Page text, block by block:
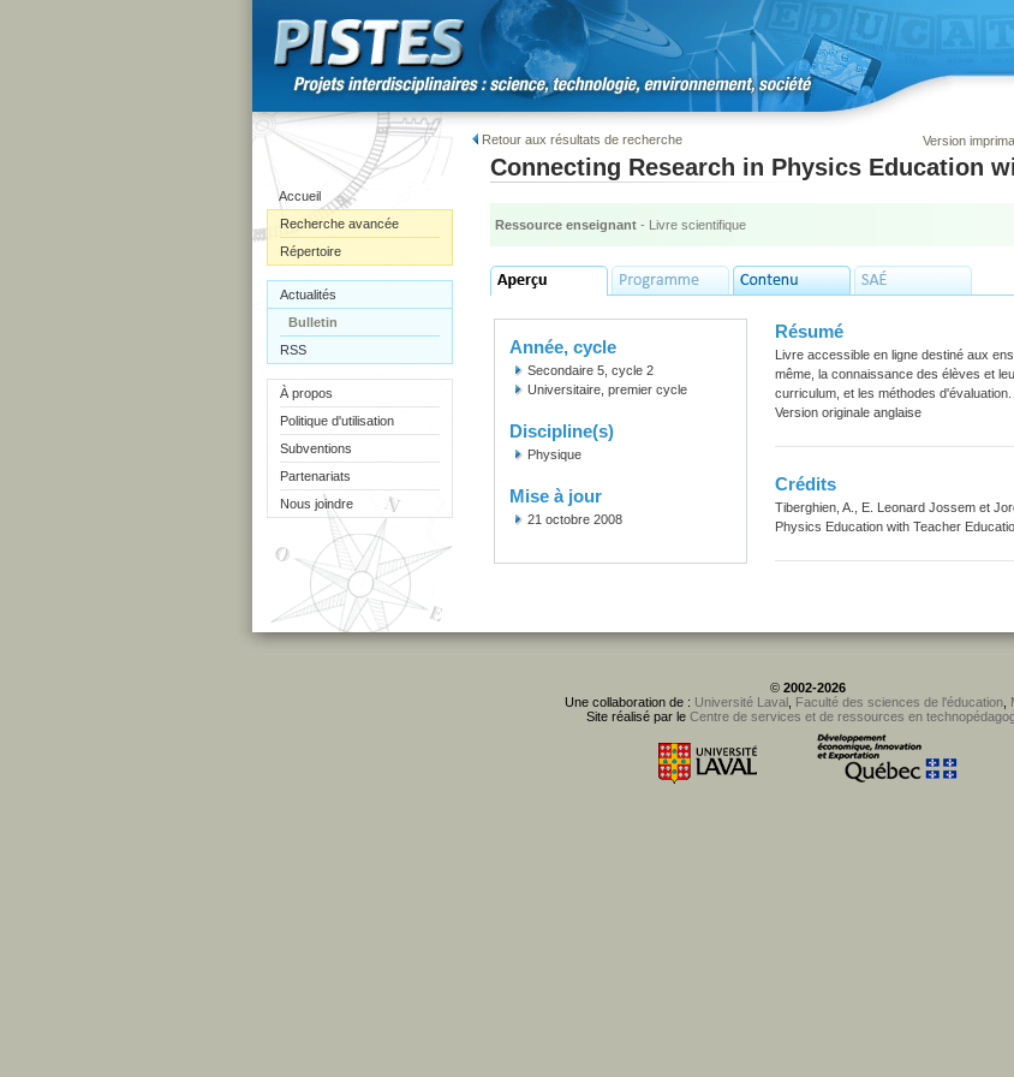
Accueil
Recherche avancée
Répertoire
Actualités
Bulletin
RSS
À propos
Politique d'utilisation
Subventions
Partenariats
Nous joindre
Retour aux résultats de recherche Version
Connecting Research in Physics Education
Ressource enseignant - Livre scientifique
Année, cycle
Secondaire 5, cycle 2
Universitaire, premier cycle
Discipline(s)
Physique
Mise à jour
21 octobre 2008
Résumé
Livre accessible en ligne destiné aux
même, la connaissance des élèves et
curriculum, et les méthodes d'évaluation.
Version originale anglaise
Crédits
Tiberghien, A., E. Leonard Jossem et
Physics Education with Teacher
© 2002-2026
Une collaboration de : Université Laval, Faculté des sciences de l'éducation,
Site réalisé par le Centre de services et de ressources en